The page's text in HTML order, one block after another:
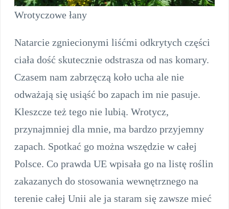
Wrotyczowe łany
Natarcie zgniecionymi liśćmi odkrytych części
ciała dość skutecznie odstrasza od nas komary.
Czasem nam zabrzęczą koło ucha ale nie
odważają się usiąść bo zapach im nie pasuje.
Kleszcze też tego nie lubią. Wrotycz,
przynajmniej dla mnie, ma bardzo przyjemny
zapach. Spotkać go można wszędzie w całej
Polsce. Co prawda UE wpisała go na listę roślin
zakazanych do stosowania wewnętrznego na
terenie całej Unii ale ja staram się zawsze mieć